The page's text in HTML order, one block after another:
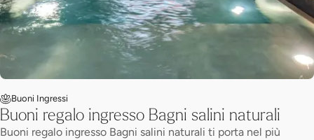
Buoni Ingressi
Buoni regalo ingresso Bagni salini naturali
Buoni regalo ingresso Bagni salini naturali ti porta nel più